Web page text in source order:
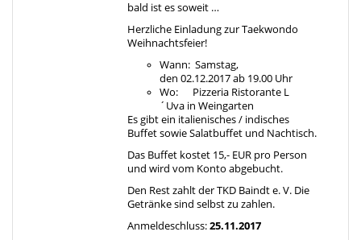
bald ist es soweit …
Herzliche Einladung zur Taekwondo
Weihnachtsfeier!
Wann: Samstag,
den 02.12.2017 ab 19.00 Uhr
Wo: Pizzeria Ristorante L
´Uva in Weingarten
Es gibt ein italienisches / indisches
Buffet sowie Salatbuffet und Nachtisch.
Das Buffet kostet 15,- EUR pro Person
und wird vom Konto abgebucht.
Den Rest zahlt der TKD Baindt e. V. Die
Getränke sind selbst zu zahlen.
Anmeldeschluss:25.11.2017